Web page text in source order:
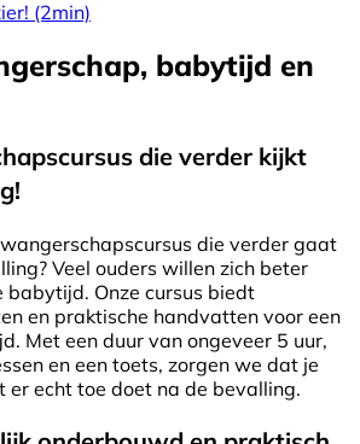
(2min)
babytijd en
die verder kijkt
die verder gaat
Veel ouders willen zich beter
babytijd. Onze cursus biedt
en praktische handvatten voor een
Met een duur van ongeveer 5 uur,
en een toets, zorgen we dat je
er echt toe doet na de bevalling.